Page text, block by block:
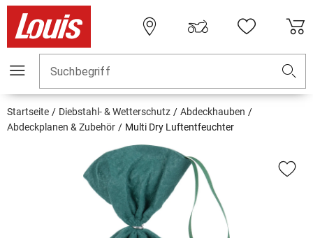
Suchbegriff
Startseite Diebstahl- & Wetterschutz
Abdeckhauben
Abdeckplanen & Zubehör
Multi Dry Luftentfeuchter